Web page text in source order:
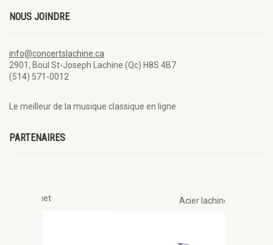
NOUS JOINDRE
info@concertslachine.ca
2901, Boul St-Joseph Lachine (Qc) H8S 4B7
(514) 571-0012
Le meilleur de la musique classique en ligne
PARTENAIRES